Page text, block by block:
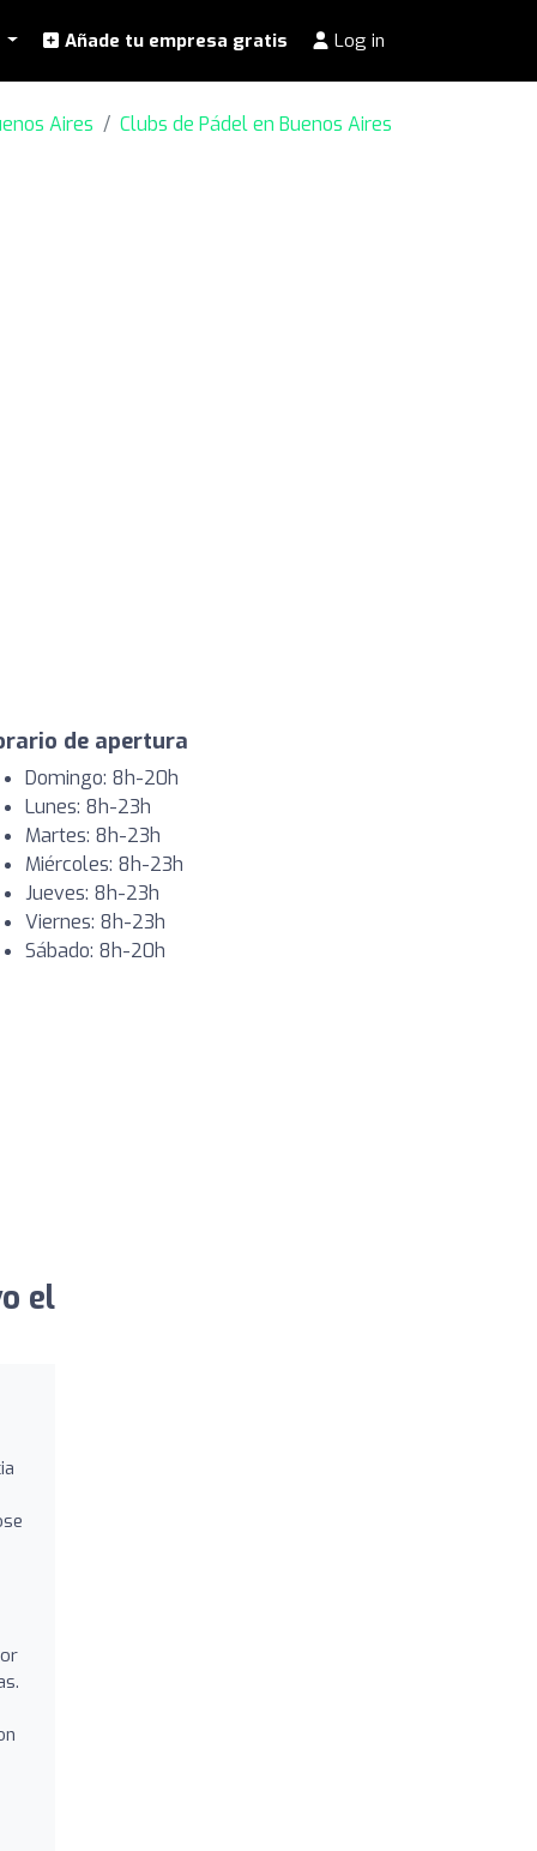
Añade tu empresa gratis Log in
Aires Clubs de Pádel en Buenos Aires
de apertura
Domingo: 8h-20h
Lunes: 8h-23h
Martes: 8h-23h
Miércoles: 8h-23h
Jueves: 8h-23h
Viernes: 8h-23h
Sábado: 8h-20h
el